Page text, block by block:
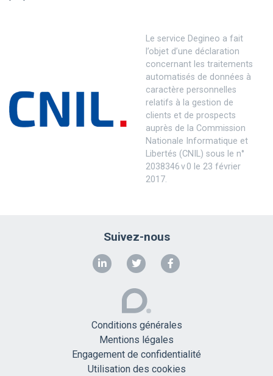
Le service Degineo a fait
l’objet d’une déclaration
concernant les traitements
automatisés de données à
caractère personnelles
relatifs à la gestion de
clients et de prospects
auprès de la Commission
Nationale Informatique et
Libertés (CNIL) sous le n°
2038346 v 0 le 23 février
2017.
Suivez-nous
Conditions générales
Mentions légales
Engagement de confidentialité
Utilisation des cookies